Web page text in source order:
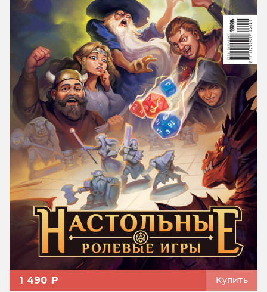
1 490 ₽ Купить